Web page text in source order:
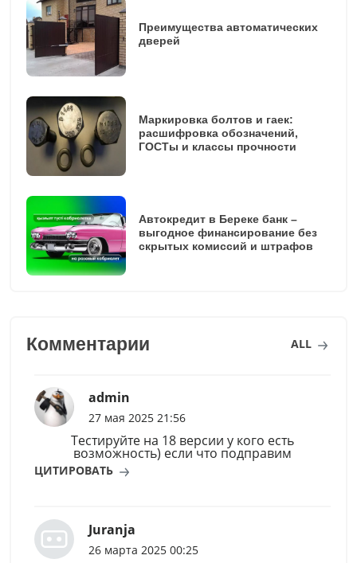
Преимущества автоматических
дверей
Маркировка болтов и гаек:
расшифровка обозначений,
ГОСТы и классы прочности
Автокредит в Береке банк –
выгодное финансирование без
скрытых комиссий и штрафов
Комментарии ALL
admin
27 мая 2025 21:56
Тестируйте на 18 версии у кого есть
возможность) если что подправим
ЦИТИРОВАТЬ
Juranja
26 марта 2025 00:25